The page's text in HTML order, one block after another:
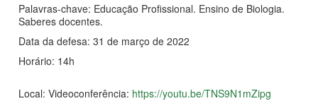
Palavras-chave: Educação Profissional. Ensino de Biologia.
Saberes docentes.
Data da defesa: 31 de março de 2022
Horário: 14h
Local: Videoconferência: https://youtu.be/TNS9N1mZipg